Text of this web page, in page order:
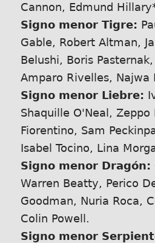
Cannon, Edmund
Signo menor Tigre:
Gable, Robert Altman,
Belushi, Boris
Amparo Rivelles, Najwa
Signo menor Liebre:
Shaquille O'Neal, Zeppo
Fiorentino, Sam
Isabel Tocino, Lina
Signo menor Dragón:
Warren Beatty, Perico
Goodman, Nuria Roca,
Colin Powell.
Signo menor